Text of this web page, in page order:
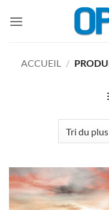
ACCUEIL /